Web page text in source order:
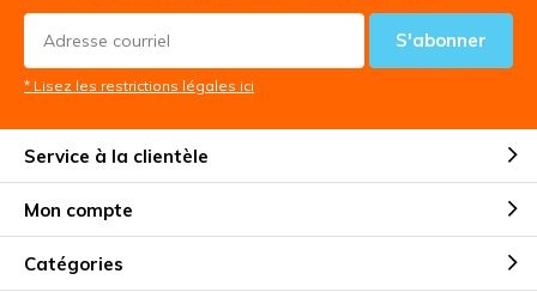
S'abonner
* Lisez les restrictions légales ici
Service à la clientèle
Mon compte
Catégories